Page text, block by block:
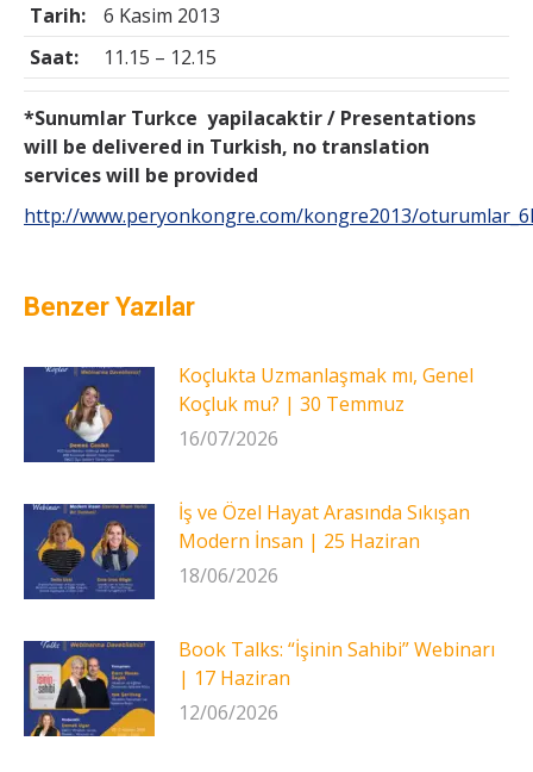
Tarih:
6 Kasim 2013
Saat:
11.15 – 12.15
*Sunumlar Turkce yapilacaktir / Presentations
will be delivered in Turkish, no translation
services will be provided
http://www.peryonkongre.com/kongre2013/
Benzer Yazılar
Koçlukta Uzmanlaşmak mı, Genel
Koçluk mu? | 30 Temmuz
16/07/2026
İş ve Özel Hayat Arasında Sıkışan
Modern İnsan | 25 Haziran
18/06/2026
Book Talks: “İşinin Sahibi” Webinarı
| 17 Haziran
12/06/2026